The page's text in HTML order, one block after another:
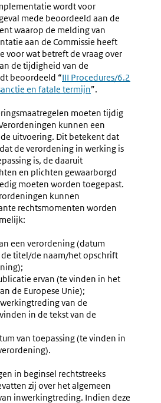
wordt voor
mede beoordeeld aan de
waarop de melding van
aan de Commissie heeft
voor wat betreft de vraag over
de tijdigheid van de
beoordeeld “III Procedures/6.2
en fatale termijn”.
moeten tijdig
kunnen een
uitvoering. Dit betekent dat
de verordening in werking is
is, de daaruit
en plichten gewaarborgd
moeten worden toegepast.
kunnen
rechtsmomenten worden
een verordening (datum
de titel/de naam/het opschrift
ervan (te vinden in het
de Europese Unie);
van de
in de tekst van de
van toepassing (te vinden in
in beginsel rechtstreeks
zij over het algemeen
inwerkingtreding. Indien deze